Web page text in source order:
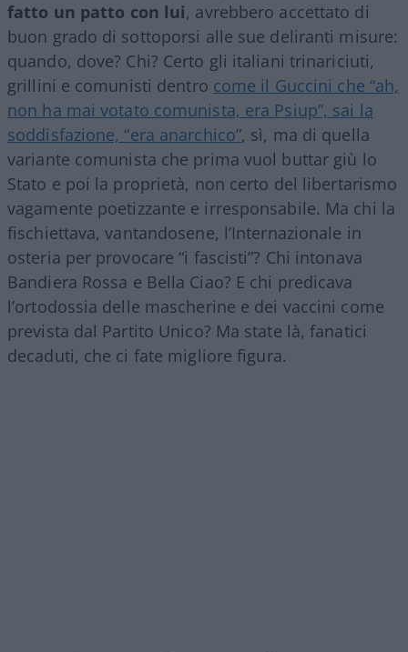
fatto un patto con lui, avrebbero accettato di
buon grado di sottoporsi alle sue deliranti misure:
quando, dove? Chi? Certo gli italiani trinariciuti,
grillini e comunisti dentro come il Guccini che “ah,
non ha mai votato comunista, era Psiup”, sai la
soddisfazione, “era anarchico”, sì, ma di quella
variante comunista che prima vuol buttar giù lo
Stato e poi la proprietà, non certo del libertarismo
vagamente poetizzante e irresponsabile. Ma chi la
fischiettava, vantandosene, l’Internazionale in
osteria per provocare “i fascisti”? Chi intonava
Bandiera Rossa e Bella Ciao? E chi predicava
l’ortodossia delle mascherine e dei vaccini come
prevista dal Partito Unico? Ma state là, fanatici
decaduti, che ci fate migliore figura.